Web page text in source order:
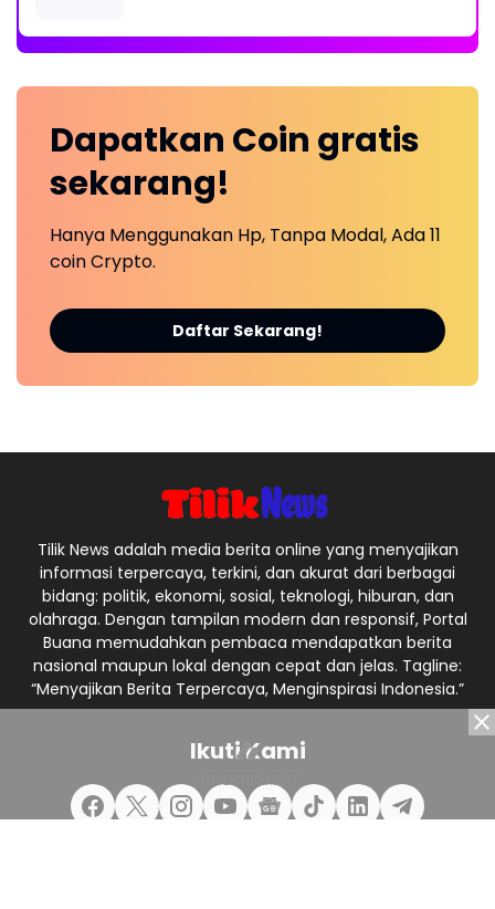
Dapatkan Coin gratis
sekarang!
Hanya Menggunakan Hp, Tanpa Modal, Ada 11
coin Crypto.
Daftar Sekarang!
Tilik News adalah media berita online yang menyajikan
informasi terpercaya, terkini, dan akurat dari berbagai
bidang: politik, ekonomi, sosial, teknologi, hiburan, dan
olahraga. Dengan tampilan modern dan responsif, Portal
Buana memudahkan pembaca mendapatkan berita
nasional maupun lokal dengan cepat dan jelas. Tagline:
“Menyajikan Berita Terpercaya, Menginspirasi Indonesia.”
Ikuti Kami